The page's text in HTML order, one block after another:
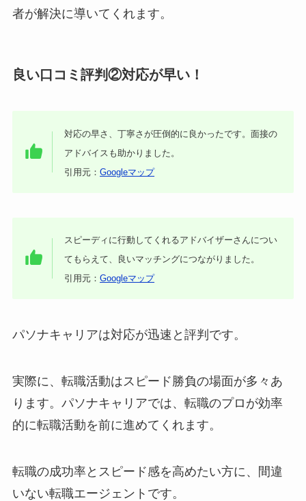
者が解決に導いてくれます。
良い口コミ評判②対応が早い！
対応の早さ、丁寧さが圧倒的に良かったです。面接の
アドバイスも助かりました。
引用元：Googleマップ
スピーディに行動してくれるアドバイザーさんについ
てもらえて、良いマッチングにつながりました。
引用元：Googleマップ
パソナキャリアは対応が迅速と評判です。
実際に、転職活動はスピード勝負の場面が多々あ
ります。パソナキャリアでは、転職のプロが効率
的に転職活動を前に進めてくれます。
転職の成功率とスピード感を高めたい方に、間違
いない転職エージェントです。